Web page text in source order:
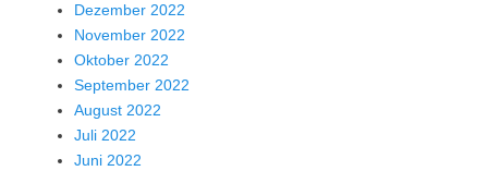
Dezember 2022
November 2022
Oktober 2022
September 2022
August 2022
Juli 2022
Juni 2022